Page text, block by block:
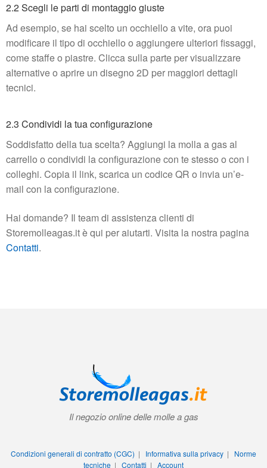
2.2 Scegli le parti di montaggio giuste
Ad esempio, se hai scelto un occhiello a vite, ora puoi
modificare il tipo di occhiello o aggiungere ulteriori fissaggi,
come staffe o piastre. Clicca sulla parte per visualizzare
alternative o aprire un disegno 2D per maggiori dettagli
tecnici.
2.3 Condividi la tua configurazione
Soddisfatto della tua scelta? Aggiungi la molla a gas al
carrello o condividi la configurazione con te stesso o con i
colleghi. Copia il link, scarica un codice QR o invia un’e-
mail con la configurazione.
Hai domande? Il team di assistenza clienti di
Storemolleagas.it è qui per aiutarti. Visita la nostra pagina
Contatti.
Il negozio online delle molle a gas
Condizioni generali di contratto (CGC) | Informativa sulla privacy | Norme
tecniche | Contatti | Account